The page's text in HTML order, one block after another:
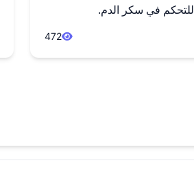
في سكر الدم.
472